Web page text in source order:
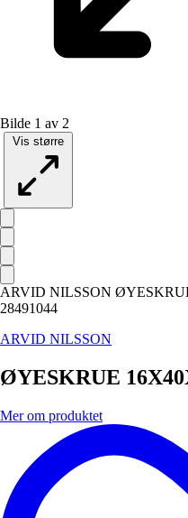
Bilde 1 av 2
Vis større
ARVID NILSSON
28491044
ARVID NILSSON
ØYESKRUE
Mer om produktet